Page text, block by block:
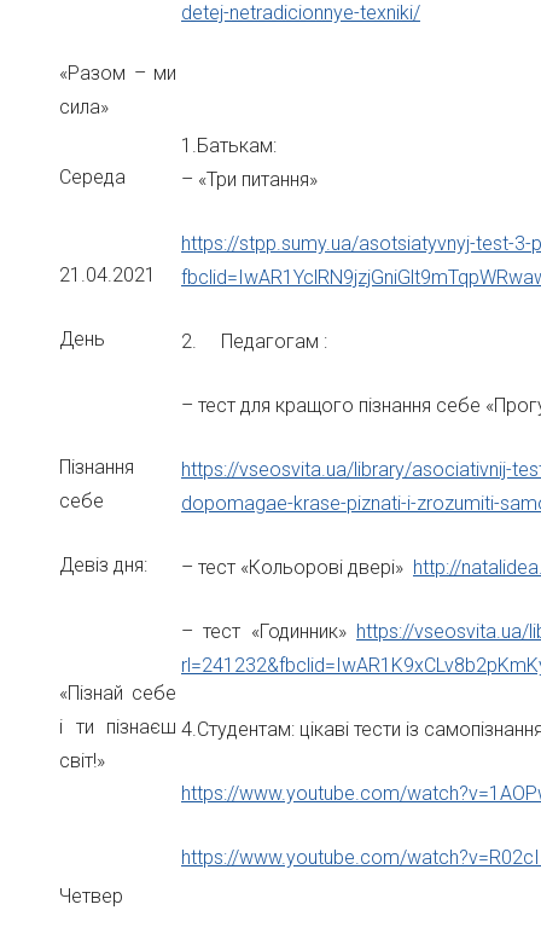
«Разом – ми
сила»
detej-netradicionnye-texniki/
Середа
21.04.2021
День
Пізнання
себе
Девіз дня:
«Пізнай себе
і ти пізнаєш
світ!»
1.Батькам:
– «Три питання»
https://stpp.sumy.ua/asotsiatyvnyj-test-3-
2. Педагогам :
– тест для кращого пізнання себе
https://vseosvita.ua/library/asociativnij-
dopomagae-krase-piznati-i-zrozumiti-
– тест «Кольорові двері» http://
– тест «Годинник» https://vseosvita.ua/
4.Студентам: цікаві тести із
https://www.youtube.com/
https://www.youtube.com/
Четвер